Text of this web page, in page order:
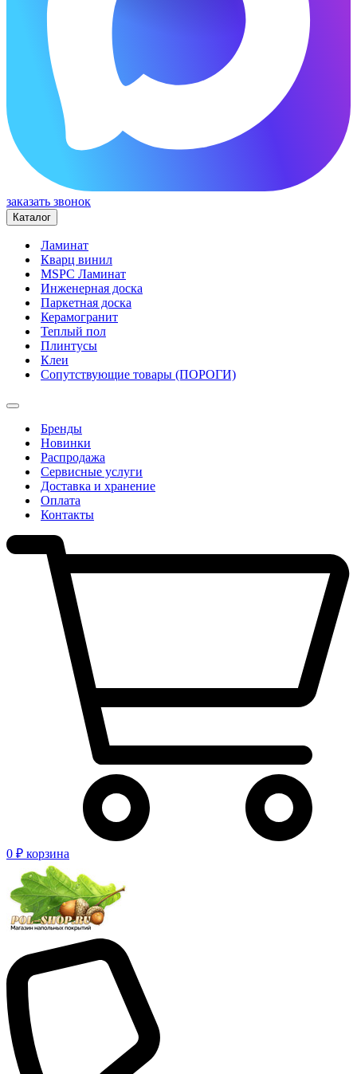
заказать звонок
Каталог
Ламинат
Кварц винил
MSPC Ламинат
Инженерная доска
Паркетная доска
Керамогранит
Теплый пол
Плинтусы
Клеи
Сопутствующие товары (ПОРОГИ)
Бренды
Новинки
Распродажа
Сервисные услуги
Доставка и хранение
Оплата
Контакты
0 ₽ корзина